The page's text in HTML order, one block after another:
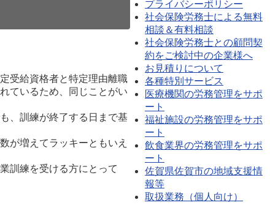
受給資格者と特定理由離職
ているため、同じことがい
、訓練が終了する日まで基
が増えてラッキーともいえ
訓練を受ける方にとって
プライバシーポリシー
社会保険労務士による無料
相談＆有料相談
社会保険労務士との顧問契
約をご検討中の企業様へ
お見積りについて
各種特別サービス
医療機関の労務管理をサポ
ート
福祉施設の労務管理をサポ
ート
飲食業界の労務管理をサポ
ート
佐賀県佐賀市の地域支援情
報等
取扱業務（個人向け）